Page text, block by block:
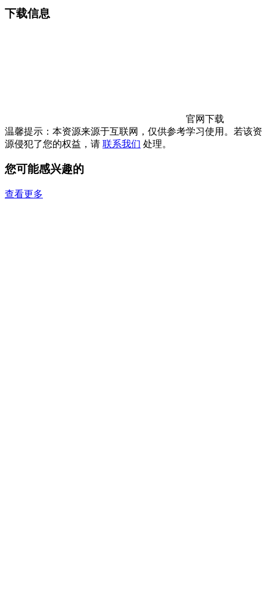
下载信息
官网下载
温馨提示：本资源来源于互联网，仅供参考学习使用。若该资
源侵犯了您的权益，请 联系我们 处理。
您可能感兴趣的
查看更多